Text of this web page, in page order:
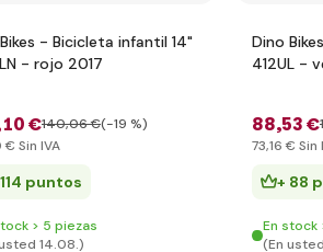
- Bicicleta infantil 14"
- rojo 2017
€140,06 €(-19 %)
€ Sin IVA
puntos
> 5 piezas
14.08.)
Dino
412UL -
88,53 €
73,16 € Sin
+ 88
En stock
(En